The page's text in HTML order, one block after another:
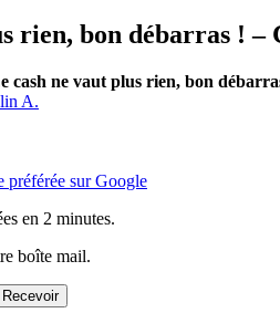
rien, bon débarras ! –
cash ne vaut plus rien, bon
A.
préférée sur Google
en 2 minutes.
boîte mail.
Recevoir